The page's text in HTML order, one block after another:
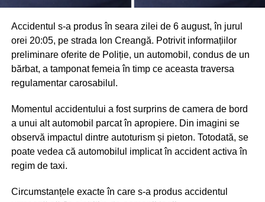
Accidentul s-a produs în seara zilei de 6 august, în jurul
orei 20:05, pe strada Ion Creangă. Potrivit informațiilor
preliminare oferite de Poliție, un automobil, condus de un
bărbat, a tamponat femeia în timp ce aceasta traversa
regulamentar carosabilul.
Momentul accidentului a fost surprins de camera de bord
a unui alt automobil parcat în apropiere. Din imagini se
observă impactul dintre autoturism și pieton. Totodată, se
poate vedea că automobilul implicat în accident activa în
regim de taxi.
Circumstanțele exacte în care s-a produs accidentul